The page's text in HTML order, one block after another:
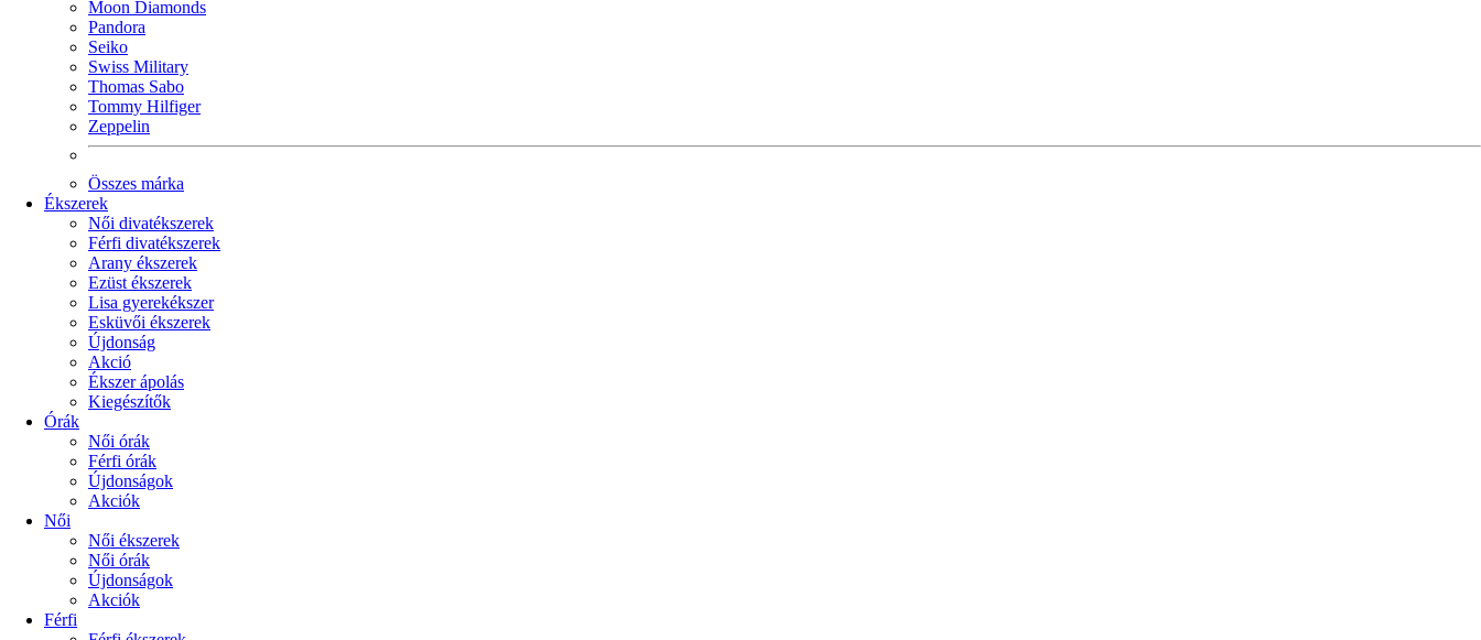
Moon Diamonds
Pandora
Seiko
Swiss Military
Thomas Sabo
Tommy Hilfiger
Zeppelin
Összes márka
Ékszerek
Női divatékszerek
Férfi divatékszerek
Arany ékszerek
Ezüst ékszerek
Lisa gyerekékszer
Esküvői ékszerek
Újdonság
Akció
Ékszer ápolás
Kiegészítők
Órák
Női órák
Férfi órák
Újdonságok
Akciók
Női
Női ékszerek
Női órák
Újdonságok
Akciók
Férfi